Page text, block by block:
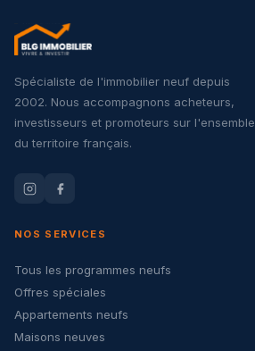
Spécialiste de l'immobilier neuf depuis
2002. Nous accompagnons acheteurs,
investisseurs et promoteurs sur l'ensemble
du territoire français.
NOS SERVICES
Tous les programmes neufs
Offres spéciales
Appartements neufs
Maisons neuves